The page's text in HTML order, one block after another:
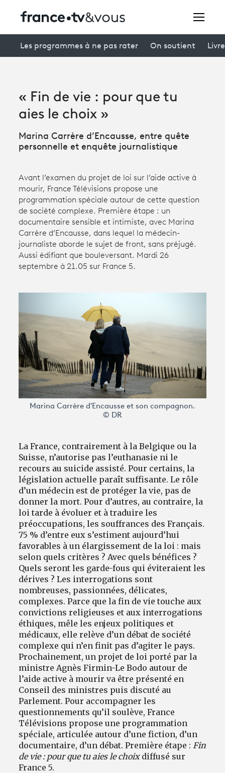
Avantages fidélité
Participer et assister à une émission
Productions et innovation
Programme tv
Les programmes à ne pas rater On soutient
« Fin de vie : pour que tu
aies le choix »
Marina Carrère d’Encausse, entre quête
personnelle et enquête journalistique
Avant l’examen du projet de loi sur l’aide active à
mourir, France Télévisions propose une
programmation spéciale autour de cette question
de société complexe. Première étape : un
documentaire sensible et intimiste, avec Marina
Carrère d’Encausse, dans lequel la médecin-
journaliste aborde le sujet de front, sans préjugé.
Aussi édifiant que bouleversant. Mardi 26
septembre à 21.05 sur France 5.
Marina Carrère d'Encausse et son compagnon.
© DR
La France, contrairement à la Belgique ou la
Suisse, n’autorise pas l’euthanasie ni le
recours au suicide assisté. Pour certains, la
législation actuelle paraît suffisante. Le rôle
d’un médecin est de protéger la vie, pas de
donner la mort. Pour d’autres, au contraire, la
loi tarde à évoluer et à traduire les
préoccupations, les souffrances des Français.
75 % d’entre eux s’estiment aujourd’hui
favorables à un élargissement de la loi : mais
selon quels critères ? Avec quels bénéfices ?
Quels seront les garde-fous qui éviteraient les
dérives ? Les interrogations sont
nombreuses, passionnées, délicates,
complexes. Parce que la fin de vie touche aux
convictions religieuses et aux interrogations
éthiques, mêle les enjeux politiques et
médicaux, elle relève d’un débat de société
complexe qui n’en finit pas d’agiter le pays.
Prochainement, un projet de loi porté par la
ministre Agnès Firmin-Le Bodo autour de
l’aide active à mourir va être présenté en
Conseil des ministres puis discuté au
Parlement. Pour accompagner les
questionnements qu’il soulève, France
Télévisions propose une programmation
spéciale, articulée autour d’une fiction, d’un
documentaire, d’un débat. Première étape : Fin
de vie : pour que tu aies le choixdiffusé sur
France 5.